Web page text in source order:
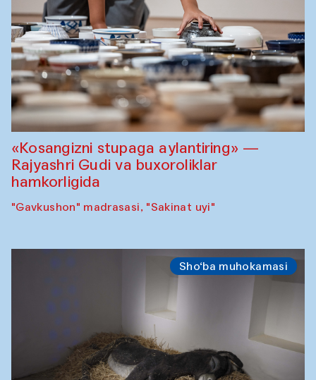
«Kosangizni stupaga aylantiring» —
Rajyashri Gudi va buxoroliklar
hamkorligida
"Gavkushon" madrasasi, "Sakinat uyi"
Sho‘ba muhokamasi